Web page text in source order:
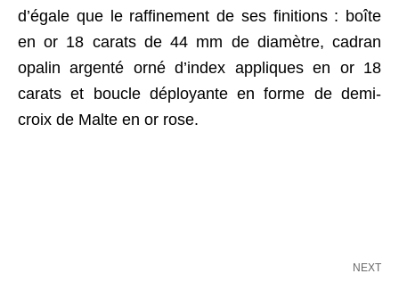
d’égale que le raffinement de ses finitions : boîte
en or 18 carats de 44 mm de diamètre, cadran
opalin argenté orné d’index appliques en or 18
carats et boucle déployante en forme de demi-
croix de Malte en or rose.
NEXT